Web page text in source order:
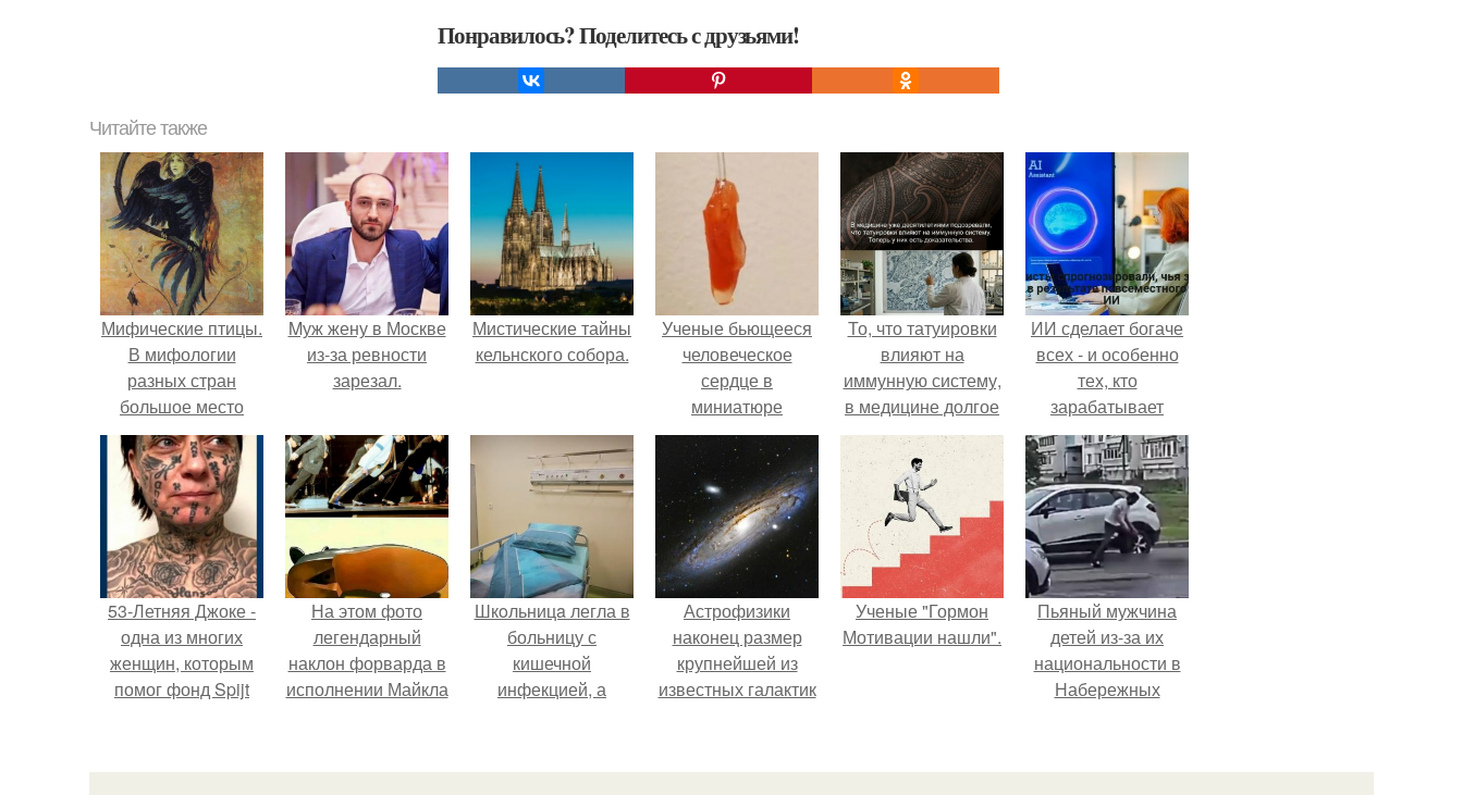
Понравилось? Поделитесь с друзьями!
Читайте также
Мифические птицы.
В мифологии
разных стран
большое место
занимают образы
птиц.
Mуж жену в Москве
из-за ревности
зарезал.
Мистические тайны
кельнского собора.
Ученые бьющееся
человеческое
сердце в
миниатюре
вырастили.
То, что татуировки
влияют на
иммунную систему,
в медицине долгое
время
рассматривалось
лишь как гипотеза.
ИИ сделает богаче
всех - и особенно
тех, кто
зарабатывает
меньше всего.
53-Летняя Джоке -
одна из многих
женщин, которым
помог фонд Spijt
Роттердаме.
На этом фото
легендарный
наклон форварда в
исполнении Майкла
бросающий вызов
Шкoльницa легла в
больницу с
кишечной
инфекцией, а
Астрофизики
наконец размер
крупнейшей из
известных галактик
Ученые "Гормон
Мотивации нашли".
Пьяный мужчина
детей из-за их
национальности в
Набережных